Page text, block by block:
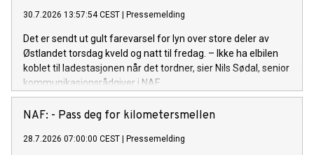
30.7.2026 13:57:54 CEST | Pressemelding
Det er sendt ut gult farevarsel for lyn over store deler av
Østlandet torsdag kveld og natt til fredag. – Ikke ha elbilen
koblet til ladestasjonen når det tordner, sier Nils Sødal, senior
kommunikasjonsrådgiver i NAF.
NAF: - Pass deg for kilometersmellen
28.7.2026 07:00:00 CEST | Pressemelding